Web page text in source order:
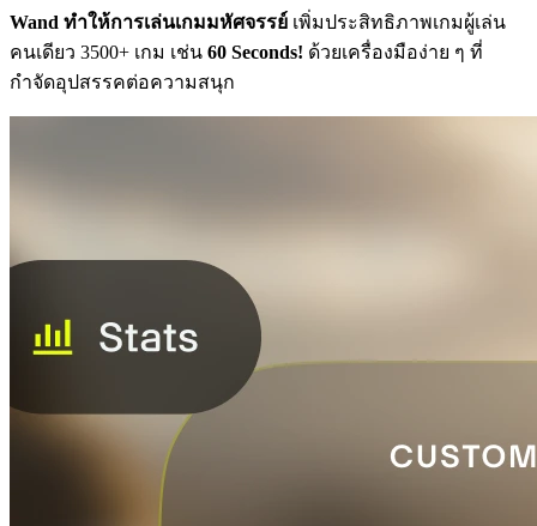
Wand ทำให้การเล่นเกมมหัศจรรย์ เพิ่มประสิทธิภาพเกมผู้เล่น
คนเดียว 3500+ เกม เช่น 60 Seconds! ด้วยเครื่องมือง่าย ๆ ที่
กำจัดอุปสรรคต่อความสนุก